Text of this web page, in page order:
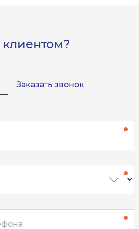
клиентом?
Заказать звонок